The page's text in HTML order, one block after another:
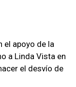
el apoyo de la
a Linda Vista en
el desvío de